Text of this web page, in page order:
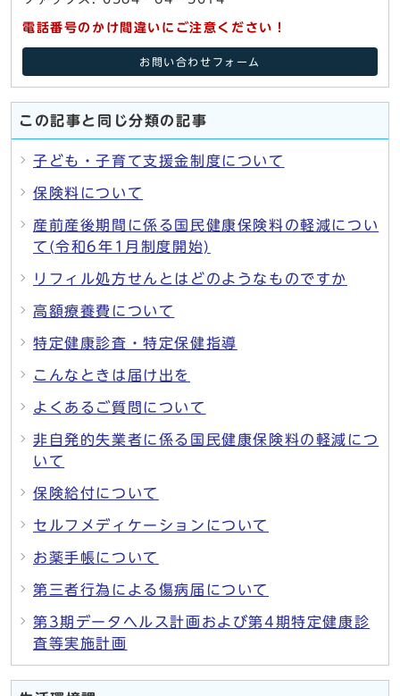
電話番号のかけ間違いにご注意ください！
お問い合わせフォーム
この記事と同じ分類の記事
子ども・子育て支援金制度について
保険料について
産前産後期間に係る国民健康保険料の軽減につい
て(令和6年1月制度開始)
リフィル処方せんとはどのようなものですか
高額療養費について
特定健康診査・特定保健指導
こんなときは届け出を
よくあるご質問について
非自発的失業者に係る国民健康保険料の軽減につ
いて
保険給付について
セルフメディケーションについて
お薬手帳について
第三者行為による傷病届について
第3期データヘルス計画および第4期特定健康診
査等実施計画